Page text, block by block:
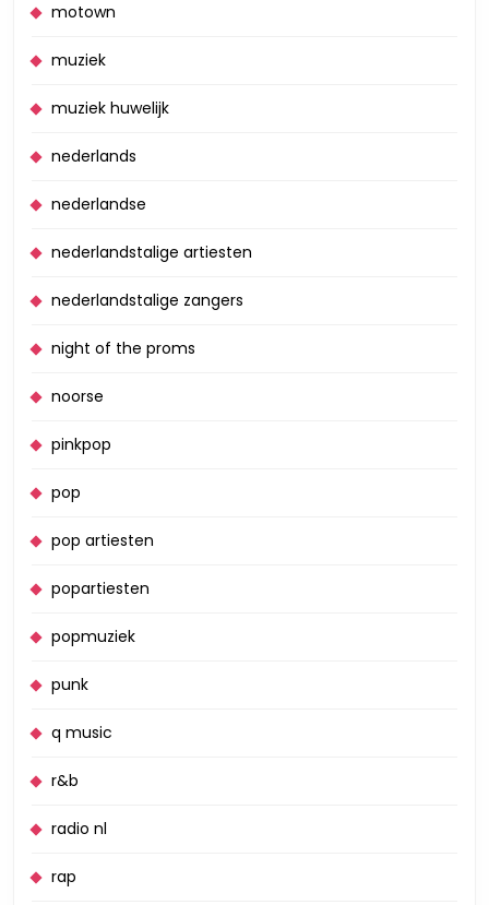
motown
muziek
muziek huwelijk
nederlands
nederlandse
nederlandstalige artiesten
nederlandstalige zangers
night of the proms
noorse
pinkpop
pop
pop artiesten
popartiesten
popmuziek
punk
q music
r&b
radio nl
rap